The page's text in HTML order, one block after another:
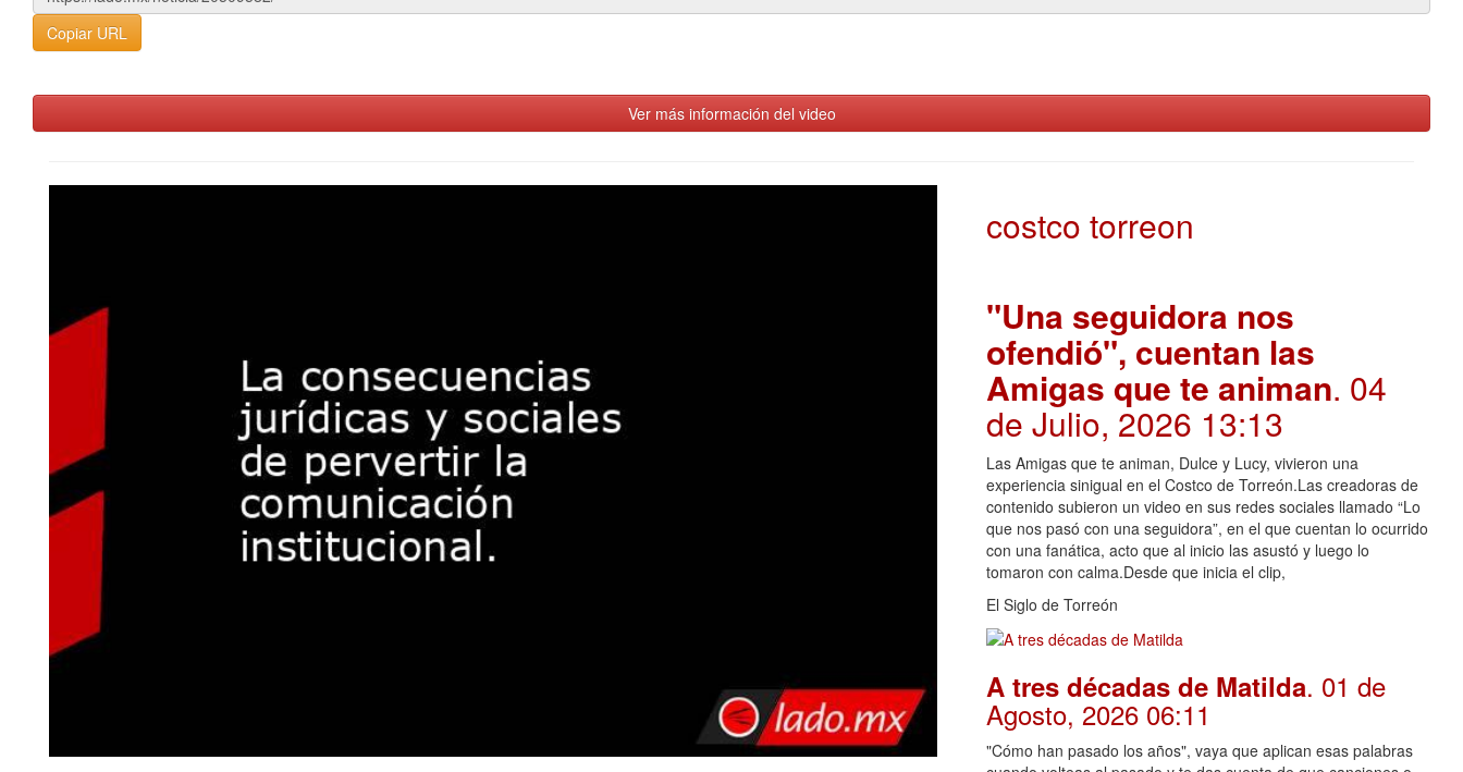
Copiar URL
Ver más información del video
costco torreon
"Una seguidora nos
ofendió", cuentan las
Amigas que te animan. 04
de Julio, 2026 13:13
Las Amigas que te animan, Dulce y Lucy, vivieron una
experiencia sinigual en el Costco de Torreón.Las creadoras de
contenido subieron un video en sus redes sociales llamado “Lo
que nos pasó con una seguidora”, en el que cuentan lo ocurrido
con una fanática, acto que al inicio las asustó y luego lo
tomaron con calma.Desde que inicia el clip,
El Siglo de Torreón
A tres décadas de Matilda. 01 de
Agosto, 2026 06:11
"Cómo han pasado los años", vaya que aplican esas palabras